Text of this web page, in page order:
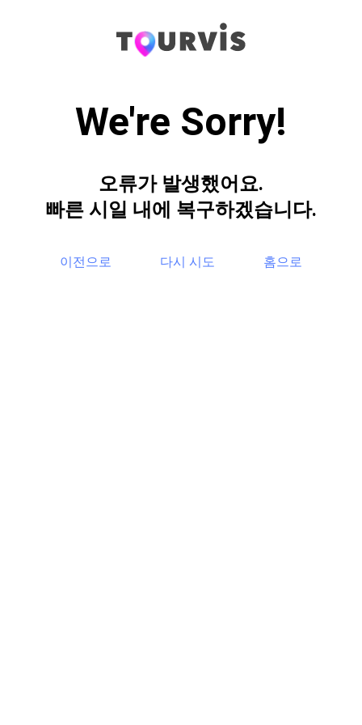
We're Sorry!
오류가 발생했어요.
빠른 시일 내에 복구하겠습니다.
이전으로 다시 시도 홈으로